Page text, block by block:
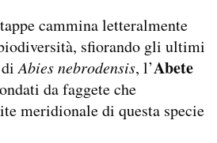
cammina letteralmente
sfiorando gli ultimi
diAbies nebrodensis, l’Abete
da faggete che
meridionale di questa specie